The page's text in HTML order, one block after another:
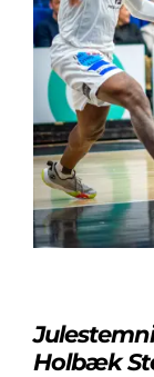
Holbæk